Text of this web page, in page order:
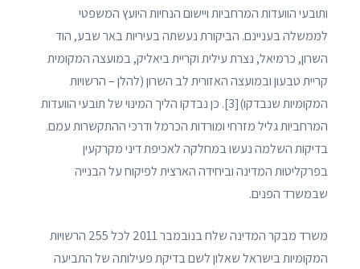
ותובעי הוועדות המרחביות ויישום הנחיות היועץ המשפטי
לממשלה בעניינם. הביקורת נעשתה בעיריות באר שבע, הוד
השרון, כרמיאל, נצרת עילית וקריית ביאליק, במועצה המקומית
קריית טבעון ובמועצה האזורית לב השרון (להלן – הרשויות
המקומיות שנבדקו)[3]. כן נבדקו הליך המינוי של תובעי הוועדות
המרחביות גליל מזרחי ומורדות הכרמל ודרכי ההתקשרות עמם.
בדיקות השלמה נעשו במחלקה לאכיפת דיני מקרקעין
בפרקליטות המדינה וביחידה הארצית לפיקוח על הבנייה
שבמשרד הפנים.
משרד מבקר המדינה שלח בנובמבר 2011 לכל 255 הרשויות
המקומיות בישראל שאלון לשם בדיקת פעילותה של התביעה